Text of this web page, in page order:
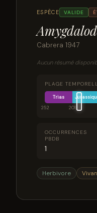
ESPÈCE VALIDE
Cabrera 1947
Aucun résumé
PLAGE
Trias
252
201
OCCURRENCES
PBDB
1
Herbivore